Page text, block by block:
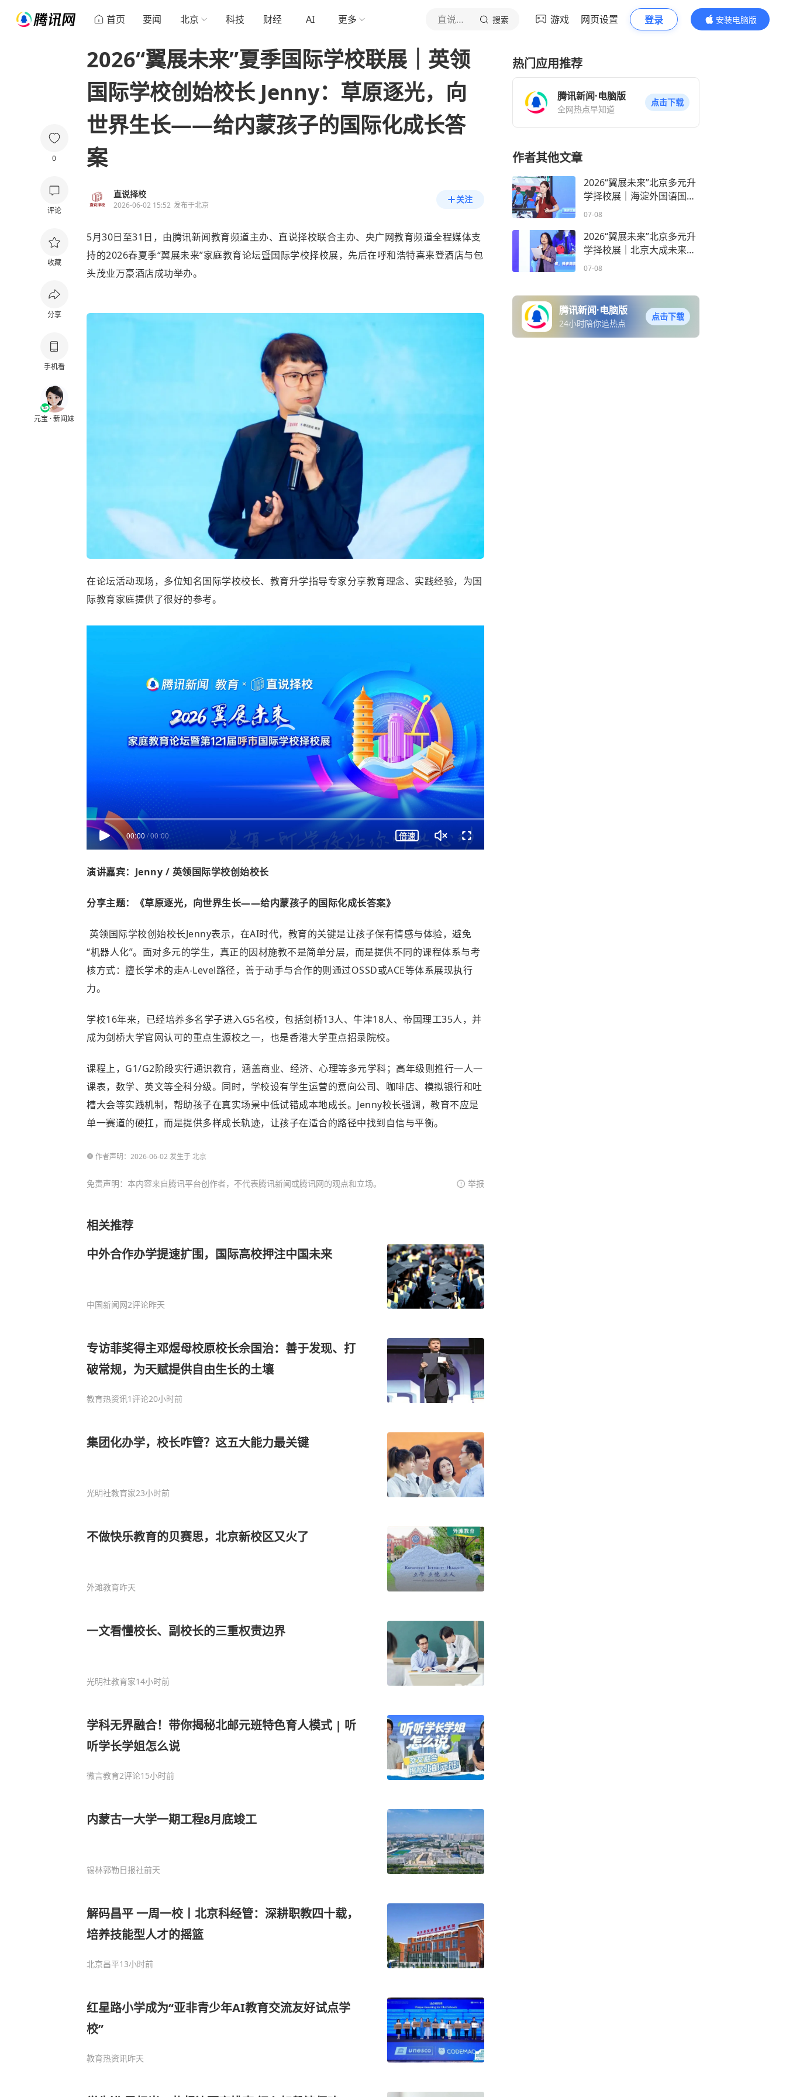
首页 要闻 北京 科技 财经 AI 更多 直说择校 搜索 游戏 网页设置 登录
安装电脑版
内容更精彩
0
评论
收藏
分享
手机看
元宝 · 新闻妹
2026“翼展未来”夏季国际学校联展｜英领
国际学校创始校长 Jenny：草原逐光，向
世界生长——给内蒙孩子的国际化成长答
案
直说择校
2026-06-02 15:52 发布于北京
关注
5月30日至31日，由腾讯新闻教育频道主办、直说择校联合主办、央广网教育频道全程媒体支
持的2026春夏季“翼展未来”家庭教育论坛暨国际学校择校展，先后在呼和浩特喜来登酒店与包
头茂业万豪酒店成功举办。
在论坛活动现场，多位知名国际学校校长、教育升学指导专家分享教育理念、实践经验，为国
际教育家庭提供了很好的参考。
00:00 /00:00 720P 倍速
演讲嘉宾：Jenny / 英领国际学校创始校长
分享主题：《草原逐光，向世界生长——给内蒙孩子的国际化成长答案》
英领国际学校创始校长Jenny表示，在AI时代，教育的关键是让孩子保有情感与体验，避免
“机器人化”。面对多元的学生，真正的因材施教不是简单分层，而是提供不同的课程体系与考
核方式：擅长学术的走A-Level路径，善于动手与合作的则通过OSSD或ACE等体系展现执行
力。
学校16年来，已经培养多名学子进入G5名校，包括剑桥13人、牛津18人、帝国理工35人，并
成为剑桥大学官网认可的重点生源校之一，也是香港大学重点招录院校。
课程上，G1/G2阶段实行通识教育，涵盖商业、经济、心理等多元学科；高年级则推行一人一
课表，数学、英文等全科分级。同时，学校设有学生运营的意向公司、咖啡店、模拟银行和吐
槽大会等实践机制，帮助孩子在真实场景中低试错成本地成长。Jenny校长强调，教育不应是
单一赛道的硬扛，而是提供多样成长轨迹，让孩子在适合的路径中找到自信与平衡。
作者声明：2026-06-02 发生于 北京
免责声明：本内容来自腾讯平台创作者，不代表腾讯新闻或腾讯网的观点和立场。 举报
相关推荐
中外合作办学提速扩围，国际高校押注中国未来
中国新闻网2评论昨天
专访菲奖得主邓煜母校原校长佘国治：善于发现、打
破常规，为天赋提供自由生长的土壤
教育热资讯1评论20小时前
集团化办学，校长咋管？这五大能力最关键
光明社教育家23小时前
不做快乐教育的贝赛思，北京新校区又火了
外滩教育昨天
一文看懂校长、副校长的三重权责边界
光明社教育家14小时前
学科无界融合！带你揭秘北邮元班特色育人模式 | 听
听学长学姐怎么说
微言教育2评论15小时前
内蒙古一大学一期工程8月底竣工
锡林郭勒日报社前天
解码昌平 一周一校丨北京科经管：深耕职教四十载，
培养技能型人才的摇篮
北京昌平13小时前
红星路小学成为“亚非青少年AI教育交流友好试点学
校”
教育热资讯昨天
热门应用推荐
腾讯新闻·电脑版
全网热点早知道
点击下载
作者其他文章
2026“翼展未来”北京多元升
学择校展｜海淀外国语国际
二四高三学生范融融: 在寻
07-08
2026“翼展未来”北京多元升
学择校展｜北京大成未来学
校总校长依兰：循天性而
07-08
腾讯新闻·电脑版
24小时陪你追热点
点击下载